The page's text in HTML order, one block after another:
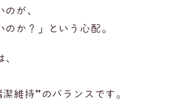
が、
のか？」という心配。
維持”のバランスです。